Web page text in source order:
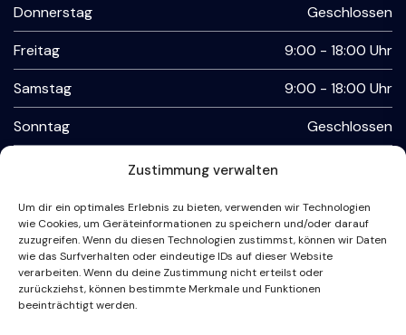
Zustimmung verwalten
Um dir ein optimales Erlebnis zu bieten, verwenden wir Technologien
wie Cookies, um Geräteinformationen zu speichern und/oder darauf
zuzugreifen. Wenn du diesen Technologien zustimmst, können wir Daten
wie das Surfverhalten oder eindeutige IDs auf dieser Website
verarbeiten. Wenn du deine Zustimmung nicht erteilst oder
zurückziehst, können bestimmte Merkmale und Funktionen
beeinträchtigt werden.
Donnerstag
Geschlossen
Freitag
9:00 - 18:00 Uhr
Samstag
9:00 - 18:00 Uhr
Sonntag
Geschlossen
Kontaktmöglichkeiten
Büro
04243 - 503 99 75
FAX
04243 - 503 99 74